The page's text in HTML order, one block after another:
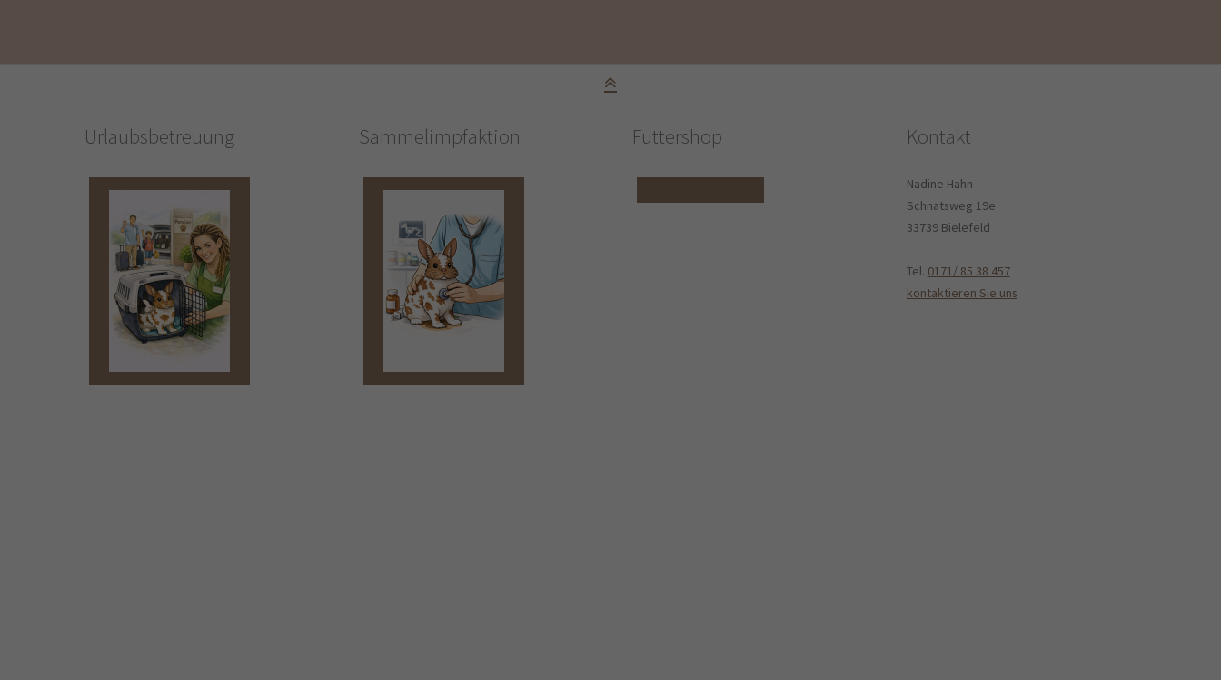
Urlaubsbetreuung Sammelimpfaktion Futtershop Kontakt
Nadine Hahn
Schnatsweg 19e
33739 Bielefeld
Tel. 0171/ 85 38 457
kontaktieren Sie uns